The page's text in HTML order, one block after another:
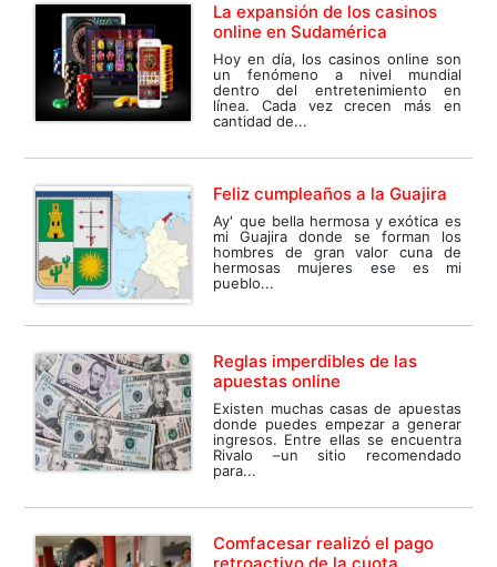
La expansión de los casinos
online en Sudamérica
Hoy en día, los casinos online son
un fenómeno a nivel mundial
dentro del entretenimiento en
línea. Cada vez crecen más en
cantidad de...
Feliz cumpleaños a la Guajira
Ay' que bella hermosa y exótica es
mi Guajira donde se forman los
hombres de gran valor cuna de
hermosas mujeres ese es mi
pueblo...
Reglas imperdibles de las
apuestas online
Existen muchas casas de apuestas
donde puedes empezar a generar
ingresos. Entre ellas se encuentra
Rivalo –un sitio recomendado
para...
Comfacesar realizó el pago